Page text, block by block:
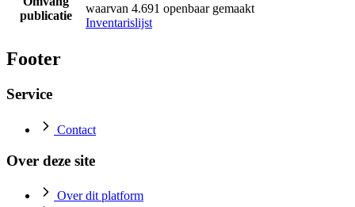
publicatie
waarvan 4.691 openbaar gemaakt
Inventarislijst
Footer
Service
Contact
Over deze site
Over dit platform